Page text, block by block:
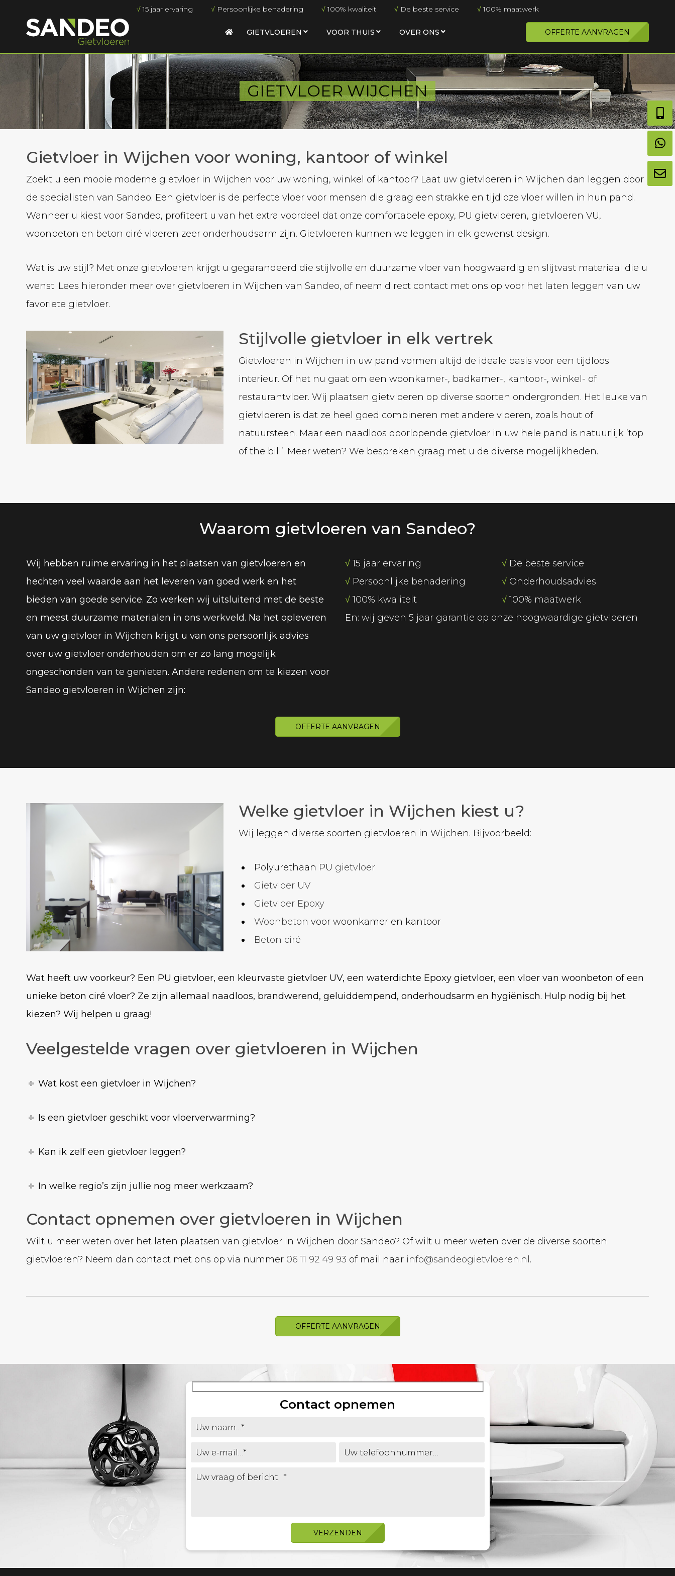
√15 jaar ervaring √ Persoonlijke benadering √100% kwaliteit √ De beste service √100% maatwerk
GIETVLOEREN VOOR THUIS OVER ONS OFFERTE AANVRAGEN
GIETVLOER WIJCHEN
Gietvloer in Wijchen voor woning, kantoor of winkel
Zoekt u een mooie moderne gietvloer in Wijchen voor uw woning, winkel of kantoor? Laat uw gietvloeren in Wijchen dan leggen door
de specialisten van Sandeo. Een gietvloer is de perfecte vloer voor mensen die graag een strakke en tijdloze vloer willen in hun pand.
Wanneer u kiest voor Sandeo, profiteert u van het extra voordeel dat onze comfortabele epoxy, PU gietvloeren, gietvloeren VU,
woonbeton en beton ciré vloeren zeer onderhoudsarm zijn. Gietvloeren kunnen we leggen in elk gewenst design.
Wat is uw stijl? Met onze gietvloeren krijgt u gegarandeerd die stijlvolle en duurzame vloer van hoogwaardig en slijtvast materiaal die u
wenst. Lees hieronder meer over gietvloeren in Wijchen van Sandeo, of neem direct contact met ons op voor het laten leggen van uw
favoriete gietvloer.
Stijlvolle gietvloer in elk vertrek
Gietvloeren in Wijchen in uw pand vormen altijd de ideale basis voor een tijdloos
interieur. Of het nu gaat om een woonkamer-, badkamer-, kantoor-, winkel- of
restaurantvloer. Wij plaatsen gietvloeren op diverse soorten ondergronden. Het leuke van
gietvloeren is dat ze heel goed combineren met andere vloeren, zoals hout of
natuursteen. Maar een naadloos doorlopende gietvloer in uw hele pand is natuurlijk ’top
of the bill’. Meer weten? We bespreken graag met u de diverse mogelijkheden.
Waarom gietvloeren van Sandeo?
Wij hebben ruime ervaring in het plaatsen van gietvloeren en
hechten veel waarde aan het leveren van goed werk en het
bieden van goede service. Zo werken wij uitsluitend met de beste
en meest duurzame materialen in ons werkveld. Na het opleveren
van uw gietvloer in Wijchen krijgt u van ons persoonlijk advies
over uw gietvloer onderhouden om er zo lang mogelijk
ongeschonden van te genieten. Andere redenen om te kiezen voor
Sandeo gietvloeren in Wijchen zijn:
√ 15 jaar ervaring
√ Persoonlijke benadering
√ 100% kwaliteit
√ De beste service
√ Onderhoudsadvies
√ 100% maatwerk
En: wij geven 5 jaar garantie op onze hoogwaardige gietvloeren
OFFERTE AANVRAGEN
Welke gietvloer in Wijchen kiest u?
Wij leggen diverse soorten gietvloeren in Wijchen. Bijvoorbeeld:
Polyurethaan PU gietvloer
Gietvloer UV
Gietvloer Epoxy
Woonbeton voor woonkamer en kantoor
Beton ciré
Wat heeft uw voorkeur? Een PU gietvloer, een kleurvaste gietvloer UV, een waterdichte Epoxy gietvloer, een vloer van woonbeton of een
unieke beton ciré vloer? Ze zijn allemaal naadloos, brandwerend, geluiddempend, onderhoudsarm en hygiënisch. Hulp nodig bij het
kiezen? Wij helpen u graag!
Veelgestelde vragen over gietvloeren in Wijchen
Wat kost een gietvloer in Wijchen?
Is een gietvloer geschikt voor vloerverwarming?
Kan ik zelf een gietvloer leggen?
In welke regio’s zijn jullie nog meer werkzaam?
Contact opnemen over gietvloeren in Wijchen
Wilt u meer weten over het laten plaatsen van gietvloer in Wijchen door Sandeo? Of wilt u meer weten over de diverse soorten
gietvloeren? Neem dan contact met ons op via nummer 06 11 92 49 93 of mail naar info@sandeogietvloeren.nl .
OFFERTE AANVRAGEN
Contact opnemen
VERZENDEN